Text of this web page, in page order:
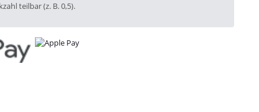
teilbar (z. B. 0,5).